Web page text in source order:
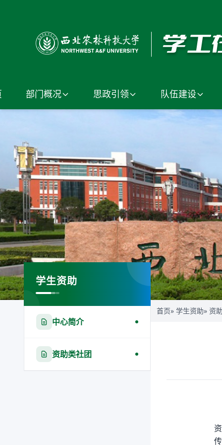
部门概况 思政引领 队伍建设
学生资助
中心简介
资助类社团
首页» 学生资助» 资